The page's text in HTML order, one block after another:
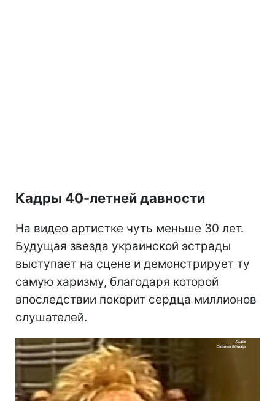
Кадры 40-летней давности
На видео артистке чуть меньше 30 лет.
Будущая звезда украинской эстрады
выступает на сцене и демонстрирует ту
самую харизму, благодаря которой
впоследствии покорит сердца миллионов
слушателей.